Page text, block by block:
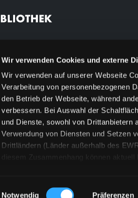
Wir verwenden Cookies und externe
Wir verwenden auf unserer Webseite
Verarbeitung von personenbezogenen
den Betrieb der Webseite, während
verbessern. Bei Auswahl der
und Dienste, sowohl von Drittanbietern
Verwendung von Diensten und Setzen
Drittländern (Länder außerhalb des
diesem Zusammenhang können
„Details zeigen“ finden Sie
Einwilligungsauswahl
Notwendig Präferenzen
Feedback
Kontakt
Über uns
Jobs
Medienwunsch
FAQs